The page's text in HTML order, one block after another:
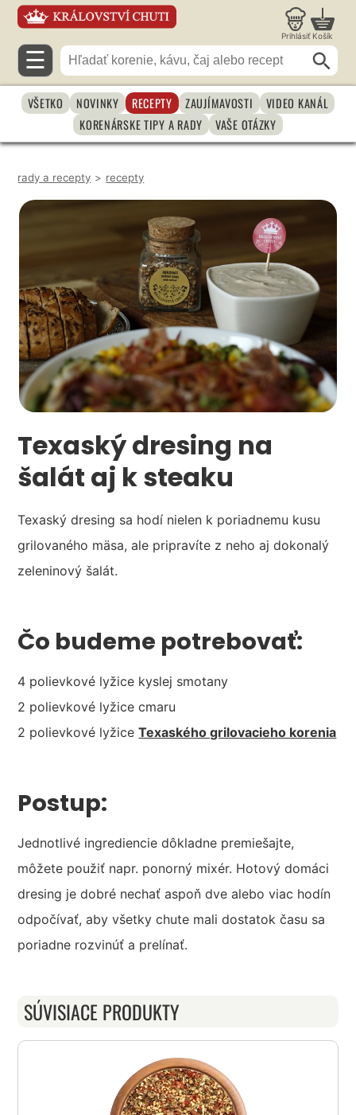
Prihlásiť Košík
☰
VŠETKO NOVINKY RECEPTY ZAUJÍMAVOSTI
VIDEO KANÁL
KORENÁRSKE TIPY A RADY
VAŠE OTÁZKY
rady a recepty > recepty
Texaský dresing na
šalát aj k steaku
Texaský dresing sa hodí nielen k poriadnemu kusu
grilovaného mäsa, ale pripravíte z neho aj dokonalý
zeleninový šalát.
Čo budeme potrebovať:
4 polievkové lyžice kyslej smotany
2 polievkové lyžice cmaru
2 polievkové lyžiceTexaského grilovacieho korenia
Postup:
Jednotlivé ingrediencie dôkladne premiešajte,
môžete použiť napr. ponorný mixér. Hotový domáci
dresing je dobré nechať aspoň dve alebo viac hodín
odpočívať, aby všetky chute mali dostatok času sa
poriadne rozvinúť a prelínať.
SÚVISIACE PRODUKTY